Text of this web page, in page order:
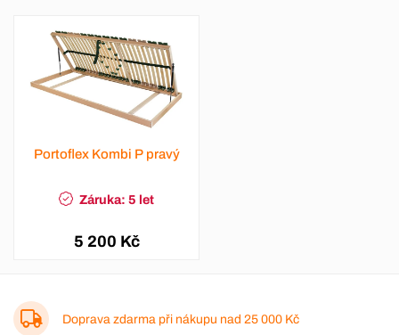
Portoflex Kombi P pravý
Záruka: 5 let
5 200 Kč
Doprava zdarma při nákupu nad 25 000 Kč